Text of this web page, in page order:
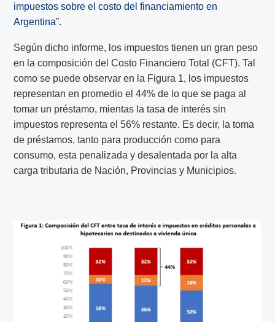
impuestos sobre el costo del financiamiento en
Argentina”.
Según dicho informe, los impuestos tienen un gran peso
en la composición del Costo Financiero Total (CFT). Tal
como se puede observar en la Figura 1, los impuestos
representan en promedio el 44% de lo que se paga al
tomar un préstamo, mientas la tasa de interés sin
impuestos representa el 56% restante. Es decir, la toma
de préstamos, tanto para producción como para
consumo, esta penalizada y desalentada por la alta
carga tributaria de Nación, Provincias y Municipios.